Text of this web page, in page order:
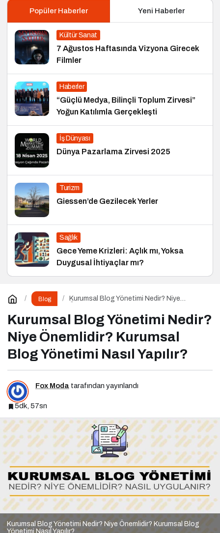
Popüler Haberler Yeni Haberler
Kültür Sanat
7 Ağustos Haftasında Vizyona Girecek
Filmler
Haberler
“Güçlü Medya, Bilinçli Toplum Zirvesi”
Yoğun Katılımla Gerçekleşti
İş Dünyası
Dünya Pazarlama Zirvesi 2025
Turizm
Giessen’de Gezilecek Yerler
Sağlık
Gece Yeme Krizleri: Açlık mı, Yoksa
Duygusal İhtiyaçlar mı?
Blog
Kurumsal Blog Yönetimi Nedir? Niye
Yapılır?
Kurumsal Blog Yönetimi Nedir?
Niye Önemlidir? Kurumsal
Blog Yönetimi Nasıl Yapılır?
Fox Moda tarafından yayınlandı
5dk, 57sn
Kurumsal Blog Yönetimi Nedir? Niye Önemlidir? Kurumsal Blog
Yönetimi Nasıl Yapılır?